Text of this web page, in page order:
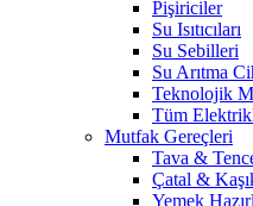
Pişiriciler
Su Isıtıcıları
Su Sebilleri
Su Arıtma
Teknolojik
Tüm
Mutfak Gereçleri
Tava &
Çatal &
Yemek